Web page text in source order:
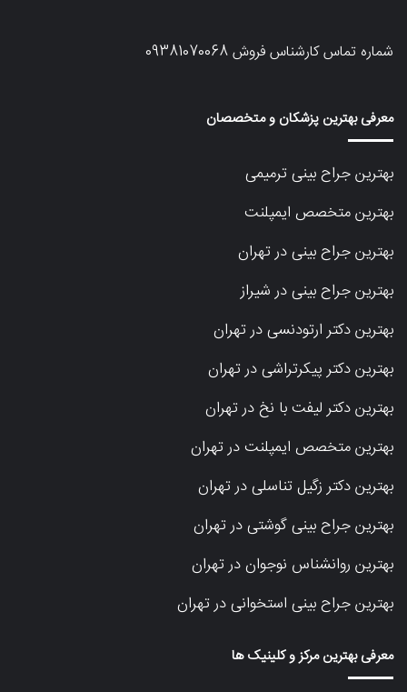
شماره تماس کارشناس فروش09381070068
معرفی بهترین پزشکان و متخصصان
بهترین جراح بینی ترمیمی
بهترین متخصص ایمپلنت
بهترین جراح بینی در تهران
بهترین جراح بینی در شیراز
بهترین دکتر ارتودنسی در تهران
بهترین دکتر پیکرتراشی در تهران
بهترین دکتر لیفت با نخ در تهران
بهترین متخصص ایمپلنت در تهران
بهترین دکتر زگیل تناسلی در تهران
بهترین جراح بینی گوشتی در تهران
بهترین روانشناس نوجوان در تهران
بهترین جراح بینی استخوانی در تهران
معرفی بهترین مرکز و کلینیک ها